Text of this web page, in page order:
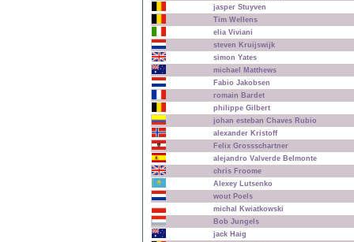
jasper Stuyven
Tim Wellens
elia Viviani
steven Kruijswijk
simon Yates
michael Matthews
Fabio Jakobsen
romain Bardet
philippe Gilbert
johan esteban Chaves Rubio
alexander Kristoff
Felix Grossschartner
alejandro Valverde Belmonte
chris Froome
Alexey Lutsenko
wout Poels
michal Kwiatkowski
Bob Jungels
jack Haig